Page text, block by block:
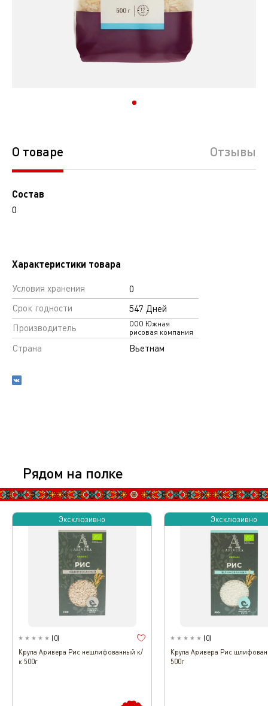
О товаре Отзывы
Состав
0
Характеристики товара
Условия хранения
0
Срок годности
547 Дней
Производитель
ООО Южная
рисовая компания
Страна Вьетнам
Рядом на полке
Эксклюзивно
(0)
Крупа Аривера Рис нешлифованный к/
к 500г
Эксклюзивно
(0)
Крупа Аривера Рис
500г